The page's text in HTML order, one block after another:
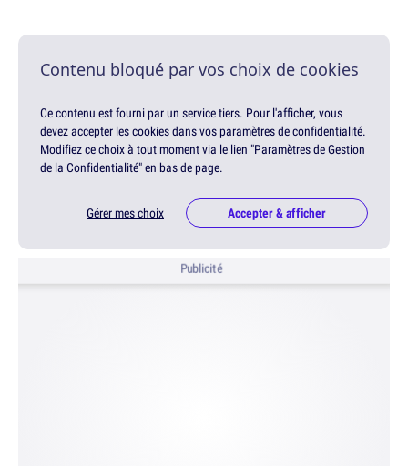
Contenu bloqué par vos choix de cookies
Ce contenu est fourni par un service tiers. Pour l'afficher, vous
devez accepter les cookies dans vos paramètres de confidentialité.
Modifiez ce choix à tout moment via le lien "Paramètres de Gestion
de la Confidentialité" en bas de page.
Gérer mes choix Accepter & afficher
Publicité